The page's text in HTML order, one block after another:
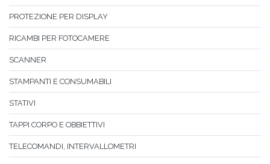
PROTEZIONE PER DISPLAY
RICAMBI PER FOTOCAMERE
SCANNER
STAMPANTI E CONSUMABILI
STATIVI
TAPPI CORPO E OBBIETTIVI
TELECOMANDI, INTERVALLOMETRI